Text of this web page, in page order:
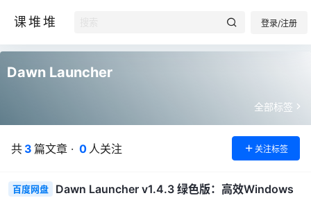
课堆堆 登录/注册
Dawn Launcher
全部标签
共 3 篇文章 · 0 人关注 关注标签
百度网盘
Dawn Launcher v1.4.3 绿色版：高效Windows